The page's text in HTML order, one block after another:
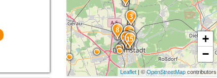
15
1413
8 7
3
+
−
Leaflet | ©OpenStreetMap contributors